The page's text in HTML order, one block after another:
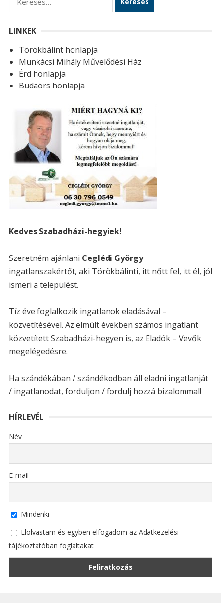
e
s
é
s
LINKEK
Törökbálint honlapja
Munkácsi Mihály Művelődési Ház
Érd honlapja
Budaörs honlapja
Kedves Szabadházi-hegyiek!
Szeretném ajánlani Ceglédi György
ingatlanszakértőt, aki Törökbálinti, itt nőtt fel, itt él, jól
ismeri a települést.
Tíz éve foglalkozik ingatlanok eladásával –
közvetítésével. Az elmúlt években számos ingatlant
közvetített Szabadházi-hegyen is, az Eladók – Vevők
megelégedésre.
Ha szándékában / szándékodban áll eladni ingatlanját
/ ingatlanodat, forduljon / fordulj hozzá bizalommal!
HÍRLEVÉL
Név
E-mail
Mindenki
Elolvastam és egyben elfogadom az Adatkezelési
tájékoztatóban foglaltakat